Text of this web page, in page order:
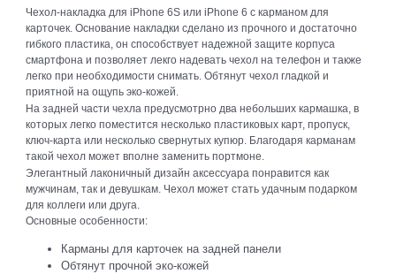
Чехол-накладка для iPhone 6S или iPhone 6 с карманом для
карточек. Основание накладки сделано из прочного и достаточно
гибкого пластика, он способствует надежной защите корпуса
смартфона и позволяет лекго надевать чехол на телефон и также
легко при необходимости снимать. Обтянут чехол гладкой и
приятной на ощупь эко-кожей.
На задней части чехла предусмотрно два небольших кармашка, в
которых легко поместится несколько пластиковых карт, пропуск,
ключ-карта или несколько свернутых купюр. Благодаря карманам
такой чехол может вполне заменить портмоне.
Элегантный лаконичный дизайн аксессуара понравится как
мужчинам, так и девушкам. Чехол может стать удачным подарком
для коллеги или друга.
Основные особенности:
Карманы для карточек на задней панели
Обтянут прочной эко-кожей